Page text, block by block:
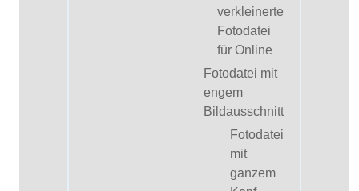
verkleinerte
Fotodatei
für Online
Fotodatei mit
engem
Bildausschnitt
Fotodatei
mit
ganzem